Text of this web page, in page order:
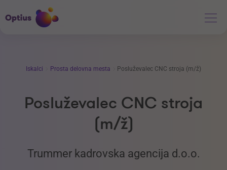
Iskalci Prosta delovna mesta Posluževalec CNC stroja (m/ž)
Posluževalec CNC stroja
(m/ž)
Trummer kadrovska agencija d.o.o.